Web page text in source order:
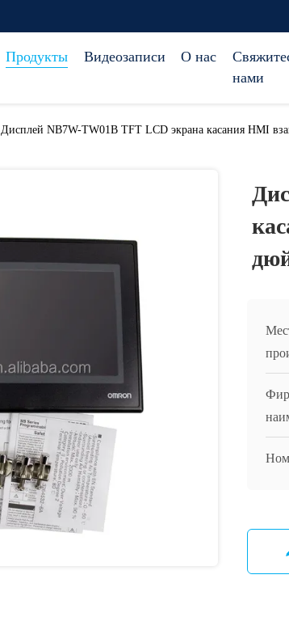
Продукты Видеозаписи О нас
нами
Дисплей NB7W-TW01B TFT LCD экрана касания HMI